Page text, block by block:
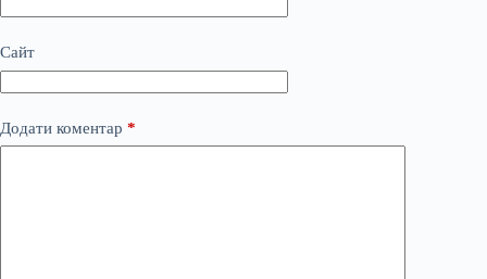
Сайт
Додати коментар *